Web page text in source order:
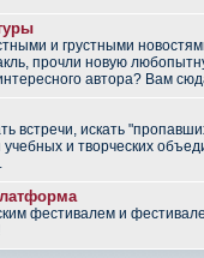
и грустными
прочли новую
автора? Вам
встречи, искать
и творческих
фестивалем и